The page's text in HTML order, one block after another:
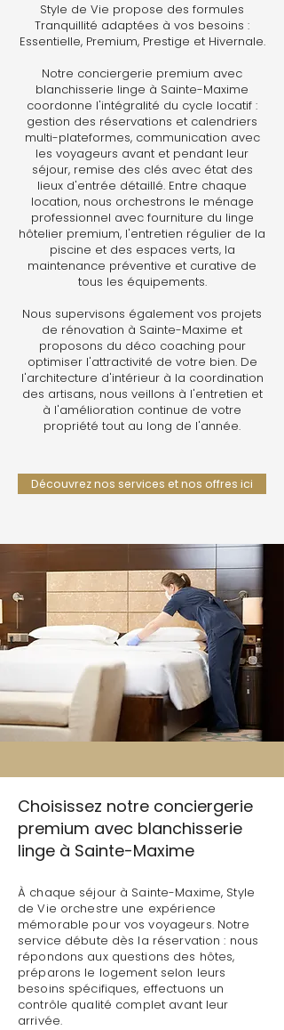
Style de Vie propose des formules
Tranquillité adaptées à vos besoins :
Essentielle, Premium, Prestige et Hivernale.
Notre conciergerie premium avec
blanchisserie linge à Sainte-Maxime
coordonne l'intégralité du cycle locatif :
gestion des réservations et calendriers
multi-plateformes, communication avec
les voyageurs avant et pendant leur
séjour, remise des clés avec état des
lieux d'entrée détaillé. Entre chaque
location, nous orchestrons le ménage
professionnel avec fourniture du linge
hôtelier premium, l'entretien régulier de la
piscine et des espaces verts, la
maintenance préventive et curative de
tous les équipements.
Nous supervisons également vos projets
de rénovation à Sainte-Maxime et
proposons du déco coaching pour
optimiser l'attractivité de votre bien. De
l'architecture d'intérieur à la coordination
des artisans, nous veillons à l'entretien et
à l'amélioration continue de votre
propriété tout au long de l'année.
Découvrez nos services et nos offres ici
Choisissez notre conciergerie
premium avec blanchisserie
linge à Sainte-Maxime
À chaque séjour à Sainte-Maxime, Style
de Vie orchestre une expérience
mémorable pour vos voyageurs. Notre
service débute dès la réservation : nous
répondons aux questions des hôtes,
préparons le logement selon leurs
besoins spécifiques, effectuons un
contrôle qualité complet avant leur
arrivée.